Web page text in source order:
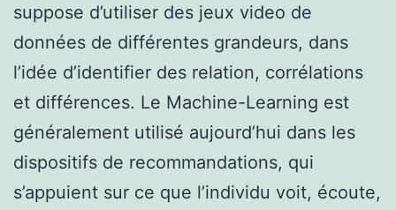
suppose d’utiliser des jeux video de
données de différentes grandeurs, dans
l’idée d’identifier des relation, corrélations
et différences. Le Machine-Learning est
généralement utilisé aujourd’hui dans les
dispositifs de recommandations, qui
s’appuient sur ce que l’individu voit, écoute,